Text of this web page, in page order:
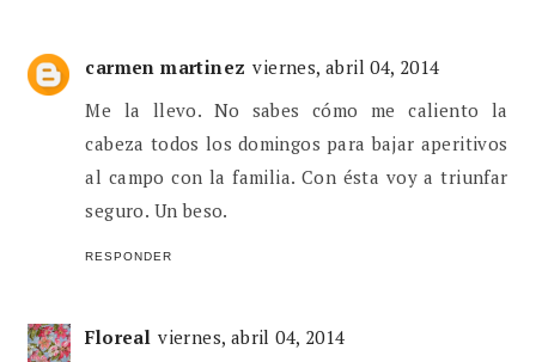
carmen martinez viernes, abril 04, 2014
Me la llevo. No sabes cómo me caliento la
cabeza todos los domingos para bajar aperitivos
al campo con la familia. Con ésta voy a triunfar
seguro. Un beso.
RESPONDER
Floreal viernes, abril 04, 2014